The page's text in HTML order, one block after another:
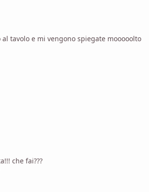
tavolo e mi vengono spiegate mooooolto
che fai???